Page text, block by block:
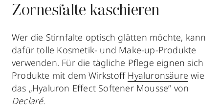
Zornesfalte kaschieren
Wer die Stirnfalte optisch glätten möchte, kann
dafür tolle Kosmetik- und Make-up-Produkte
verwenden. Für die tägliche Pflege eignen sich
Produkte mit dem Wirkstoff Hyaluronsäure wie
das „Hyaluron Effect Softener Mousse“ von
Declaré.